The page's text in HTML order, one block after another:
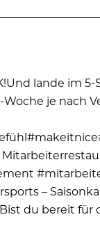
lande im
je nach
–
du bereit für